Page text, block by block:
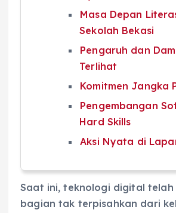
Masa Depan
Sekolah Bekasi
Pengaruh dan
Terlihat
Komitmen Jangka
Pengembangan
Hard Skills
Aksi Nyata di
Saat ini, teknologi digital telah
bagian tak terpisahkan dari